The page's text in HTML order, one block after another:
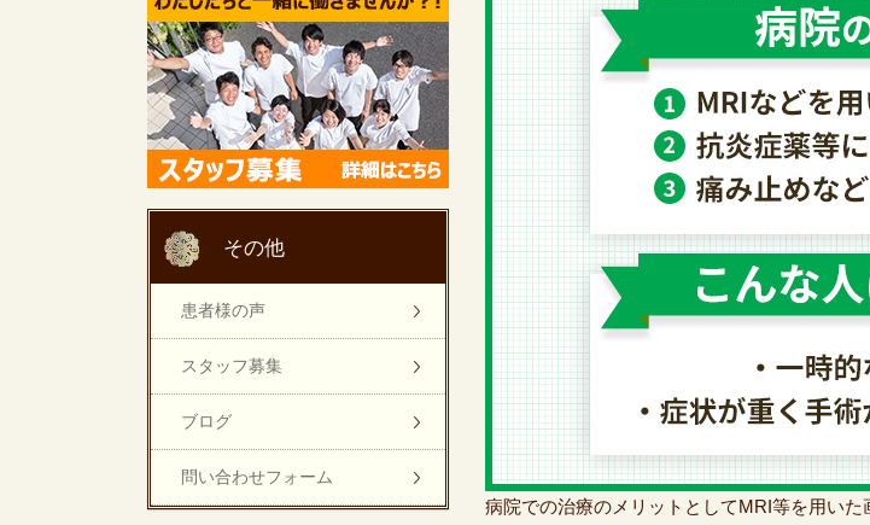
病院での治療のメリットとしてMRI等を用い
その他
患者様の声
スタッフ募集
ブログ
問い合わせフォーム